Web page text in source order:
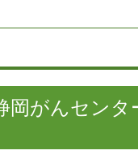
岡がんセン